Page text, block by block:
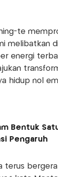
te
melibatkan
energi
hidup nol
Bentuk
Pengaruh
terus